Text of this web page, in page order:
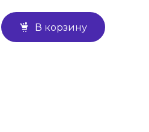
В корзину